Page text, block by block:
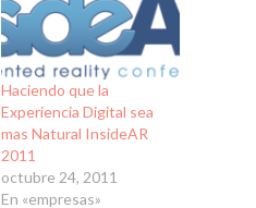
Haciendo que la
Experiencia Digital sea
mas Natural InsideAR
2011
octubre 24, 2011
En «empresas»